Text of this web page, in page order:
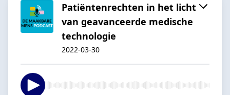
Patiëntenrechten in het licht
van geavanceerde medische
technologie
2022-03-30